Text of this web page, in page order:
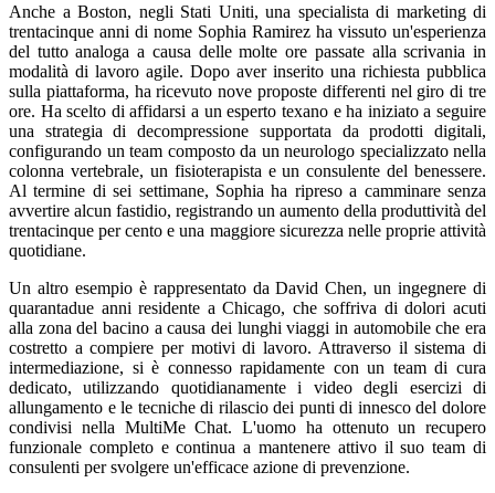
Anche a Boston, negli Stati Uniti, una specialista di marketing di
trentacinque anni di nome Sophia Ramirez ha vissuto un'esperienza
del tutto analoga a causa delle molte ore passate alla scrivania in
modalità di lavoro agile. Dopo aver inserito una richiesta pubblica
sulla piattaforma, ha ricevuto nove proposte differenti nel giro di tre
ore. Ha scelto di affidarsi a un esperto texano e ha iniziato a seguire
una strategia di decompressione supportata da prodotti digitali,
configurando un team composto da un neurologo specializzato nella
colonna vertebrale, un fisioterapista e un consulente del benessere.
Al termine di sei settimane, Sophia ha ripreso a camminare senza
avvertire alcun fastidio, registrando un aumento della produttività del
trentacinque per cento e una maggiore sicurezza nelle proprie attività
quotidiane.
Un altro esempio è rappresentato da David Chen, un ingegnere di
quarantadue anni residente a Chicago, che soffriva di dolori acuti
alla zona del bacino a causa dei lunghi viaggi in automobile che era
costretto a compiere per motivi di lavoro. Attraverso il sistema di
intermediazione, si è connesso rapidamente con un team di cura
dedicato, utilizzando quotidianamente i video degli esercizi di
allungamento e le tecniche di rilascio dei punti di innesco del dolore
condivisi nella MultiMe Chat. L'uomo ha ottenuto un recupero
funzionale completo e continua a mantenere attivo il suo team di
consulenti per svolgere un'efficace azione di prevenzione.